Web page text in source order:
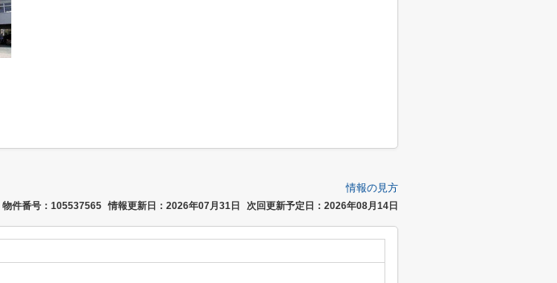
情報の見方
物件番号：105537565 情報更新日：2026年07月31日 次回更新予定日：2026年08月14日